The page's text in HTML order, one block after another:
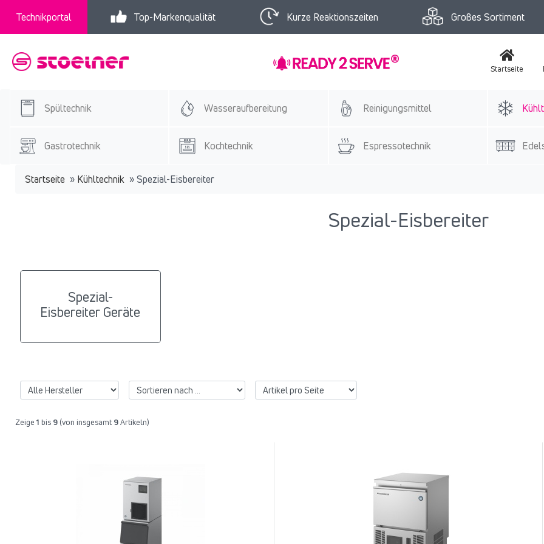
Technikportal Top-Markenqualität Kurze Reaktionszeiten Großes Sortiment
Startseite
Spültechnik Wasseraufbereitung Reinigungsmittel
Gastrotechnik Kochtechnik Espressotechnik
Startseite » Kühltechnik »Spezial-Eisbereiter
Spezial-Eisbereiter
Spezial-
Eisbereiter Geräte
Zeige 1 bis 9 (von insgesamt 9Artikeln)